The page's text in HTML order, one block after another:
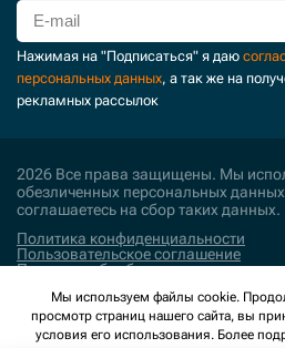
Нажимая на "Подписаться" я даю
персональных данных, а так же на
рекламных рассылок
2026 Все права защищены. Мы
обезличенных персональных
соглашаетесь на сбор таких данных.
Политика конфиденциальности
Пользовательское соглашение
Политика обработки персональных
Поддержка и развитие
Мы используем файлы cookie.
просмотр страниц нашего сайта, вы
условия его использования. Более